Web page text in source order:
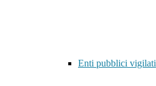
Enti pubblici vigilati